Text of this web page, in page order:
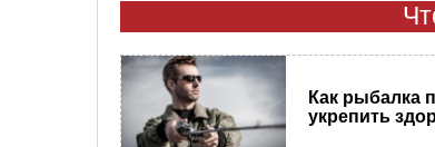
Как рыбалка
укрепить